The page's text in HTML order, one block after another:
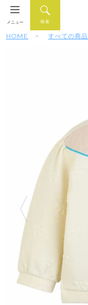
検索
メニュー
HOME すべての商品